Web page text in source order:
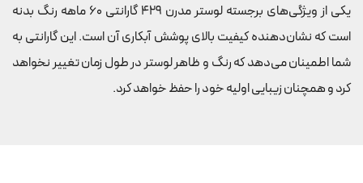
یکی از ویژگی‌های برجسته لوستر مدرن 429 گارانتی 60 ماهه رنگ بدنه
است که نشان‌دهنده کیفیت بالای پوشش آبکاری آن است. این گارانتی به
شما اطمینان می‌دهد که رنگ و ظاهر لوستر در طول زمان تغییر نخواهد
کرد و همچنان زیبایی اولیه خود را حفظ خواهد کرد.